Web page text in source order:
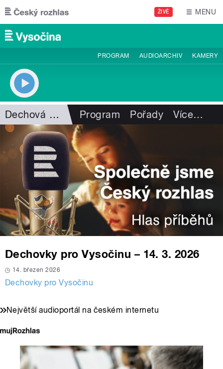
Přejít k hlavnímu obsahu
ŽIVĚ MENU
PROGRAM AUDIOARCHIV KAMERY
Dechová hudba Program Pořady Více…
Dechovky pro Vysočinu – 14. 3. 2026
14. březen 2026
Dechovky pro Vysočinu
Největší audioportál na českém internetu